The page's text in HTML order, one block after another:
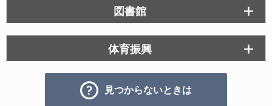
図書館
体育振興
見つからないときは